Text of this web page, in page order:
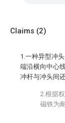
Claims (2)
1.一种异型冲
端沿横向中心
冲杆与冲头间
2.根据
磁铁为